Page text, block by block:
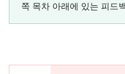
쪽 목차 아래에 있는 피드